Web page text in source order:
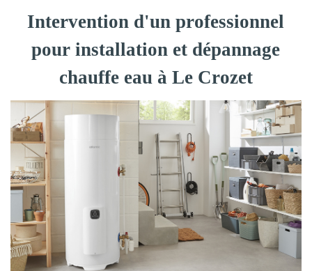
Intervention d'un professionnel
pour installation et dépannage
chauffe eau à Le Crozet